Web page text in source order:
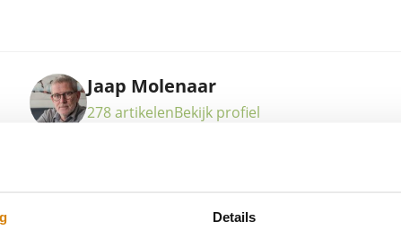
Details
Jaap Molenaar
278 artikelenBekijk profiel
Educatiecentrum in Vorden en al meer dan 15 jaar